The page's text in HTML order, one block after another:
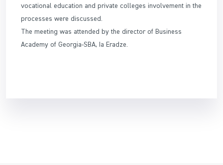
vocational education and private colleges involvement in the
processes were discussed.
The meeting was attended by the director of Business
Academy of Georgia-SBA, Ia Eradze.